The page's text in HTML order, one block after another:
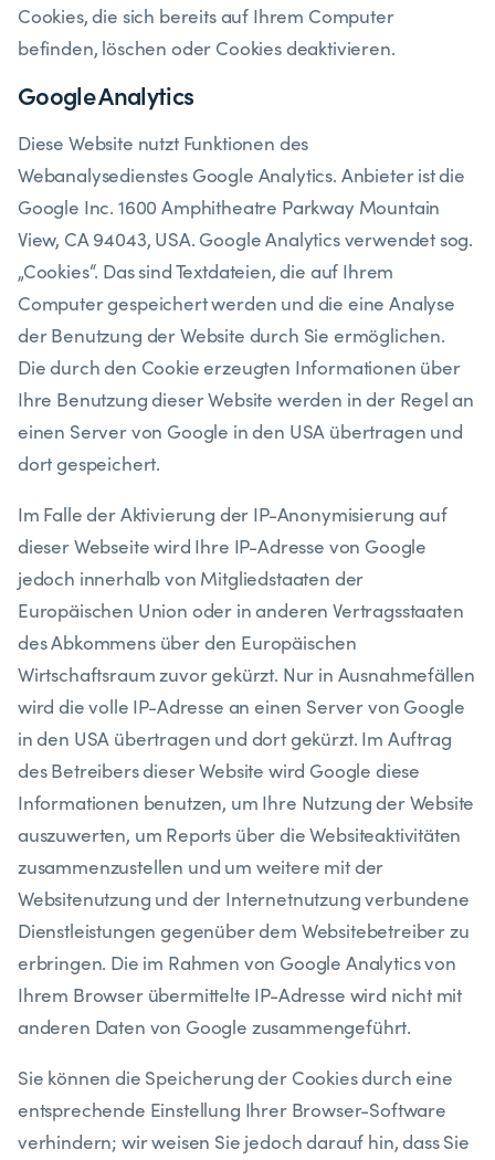
Cookies, die sich bereits auf Ihrem Computer
befinden, löschen oder Cookies deaktivieren.
​Google Analytics
​Diese Website nutzt Funktionen des
Webanalysedienstes Google Analytics. Anbieter ist die
Google Inc. 1600 Amphitheatre Parkway Mountain
View, CA 94043, USA. Google Analytics verwendet sog.
„Cookies“. Das sind Textdateien, die auf Ihrem
Computer gespeichert werden und die eine Analyse
der Benutzung der Website durch Sie ermöglichen.
Die durch den Cookie erzeugten Informationen über
Ihre Benutzung dieser Website werden in der Regel an
einen Server von Google in den USA übertragen und
dort gespeichert.
​Im Falle der Aktivierung der IP-Anonymisierung auf
dieser Webseite wird Ihre IP-Adresse von Google
jedoch innerhalb von Mitgliedstaaten der
Europäischen Union oder in anderen Vertragsstaaten
des Abkommens über den Europäischen
Wirtschaftsraum zuvor gekürzt. Nur in Ausnahmefällen
wird die volle IP-Adresse an einen Server von Google
in den USA übertragen und dort gekürzt. Im Auftrag
des Betreibers dieser Website wird Google diese
Informationen benutzen, um Ihre Nutzung der Website
auszuwerten, um Reports über die Websiteaktivitäten
zusammenzustellen und um weitere mit der
Websitenutzung und der Internetnutzung verbundene
Dienstleistungen gegenüber dem Websitebetreiber zu
erbringen. Die im Rahmen von Google Analytics von
Ihrem Browser übermittelte IP-Adresse wird nicht mit
anderen Daten von Google zusammengeführt.
​Sie können die Speicherung der Cookies durch eine
entsprechende Einstellung Ihrer Browser-Software
verhindern; wir weisen Sie jedoch darauf hin, dass Sie